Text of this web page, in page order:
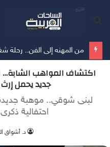
من المهنه إلى الفن..
اكتشاف المواهب الشابة…
جديد يحمل
لبنى شوقي.. موهبة
احتفالية
د. أشواق